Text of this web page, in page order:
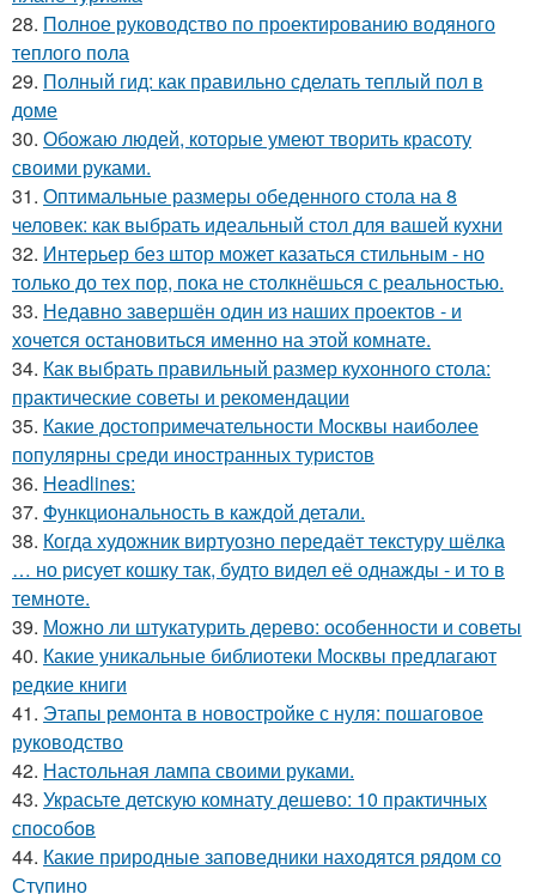
28. Полное руководство по проектированию водяного
теплого пола
29. Полный гид: как правильно сделать теплый пол в
доме
30. Обожаю людей, которые умеют творить красоту
своими руками.
31. Оптимальные размеры обеденного стола на 8
человек: как выбрать идеальный стол для вашей кухни
32. Интерьер без штор может казаться стильным - но
только до тех пор, пока не столкнёшься с реальностью.
33. Недавно завершён один из наших проектов - и
хочется остановиться именно на этой комнате.
34. Как выбрать правильный размер кухонного стола:
практические советы и рекомендации
35. Какие достопримечательности Москвы наиболее
популярны среди иностранных туристов
36. Headlines:
37. Функциональность в каждой детали.
38. Когда художник виртуозно передаёт текстуру шёлка
… но рисует кошку так, будто видел её однажды - и то в
темноте.
39. Можно ли штукатурить дерево: особенности и советы
40. Какие уникальные библиотеки Москвы предлагают
редкие книги
41. Этапы ремонта в новостройке с нуля: пошаговое
руководство
42. Настольная лампа своими руками.
43. Украсьте детскую комнату дешево: 10 практичных
способов
44. Какие природные заповедники находятся рядом со
Ступино